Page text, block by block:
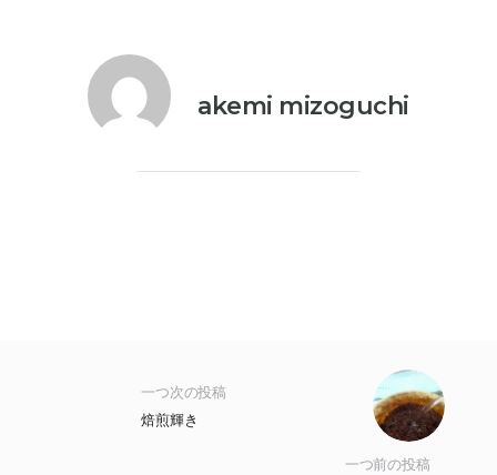
akemi mizoguchi
一つ前の投稿
一つ次の投稿
焙煎輝き